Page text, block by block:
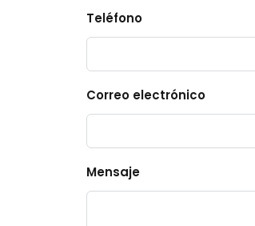
Teléfono
Correo electrónico
Mensaje